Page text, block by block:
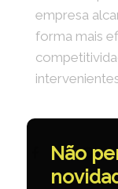
empresa
forma mais
Não